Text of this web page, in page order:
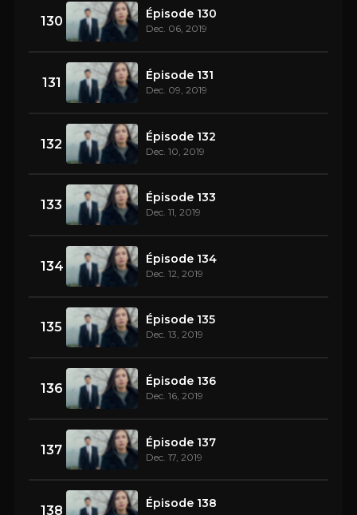
130 Épisode 130
Dec. 06, 2019
131 Épisode 131
Dec. 09, 2019
132 Épisode 132
Dec. 10, 2019
133 Épisode 133
Dec. 11, 2019
134 Épisode 134
Dec. 12, 2019
135 Épisode 135
Dec. 13, 2019
136 Épisode 136
Dec. 16, 2019
137 Épisode 137
Dec. 17, 2019
138 Épisode 138